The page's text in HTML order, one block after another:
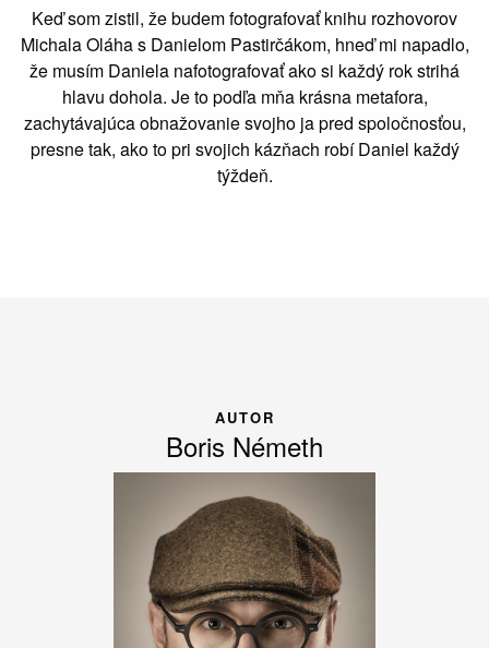
Keď som zistil, že budem fotografovať knihu rozhovorov
Michala Oláha s Danielom Pastirčákom, hneď mi napadlo,
že musím Daniela nafotografovať ako si každý rok strihá
hlavu dohola. Je to podľa mňa krásna metafora,
zachytávajúca obnažovanie svojho ja pred spoločnosťou,
presne tak, ako to pri svojich kázňach robí Daniel každý
týždeň.
AUTOR
Boris Németh